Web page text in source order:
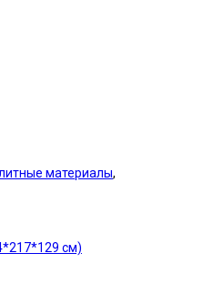
материалы,
см)